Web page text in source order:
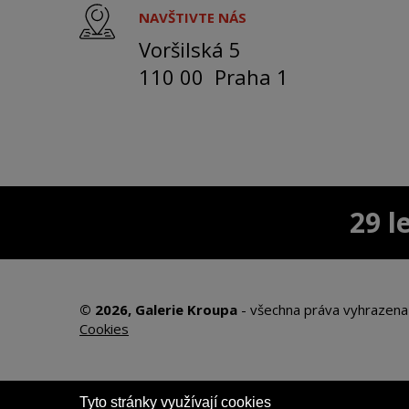
NAVŠTIVTE NÁS
Voršilská 5
110 00 Praha 1
29
© 2026, Galerie Kroupa - všechna práva vyhrazena
Cookies
Tyto stránky využívají cookies